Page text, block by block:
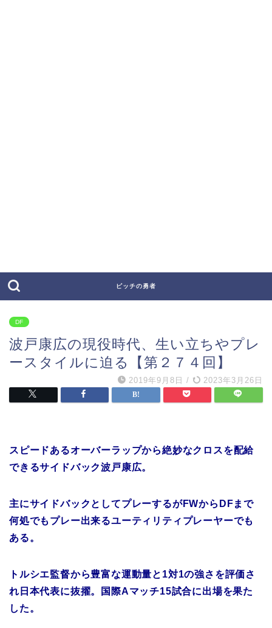
ピッチの勇者
DF
波戸康広の現役時代、生い立ちやプレ
ースタイルに迫る【第２７４回】
2019年9月8日 / 2023年3月26日
スピードあるオーバーラップから絶妙なクロスを配給
できるサイドバック波戸康広。
主にサイドバックとしてプレーするがFWからDFまで
何処でもプレー出来るユーティリティプレーヤーでも
ある。
トルシエ監督から豊富な運動量と1対1の強さを評価さ
れ日本代表に抜擢。国際Aマッチ15試合に出場を果た
した。